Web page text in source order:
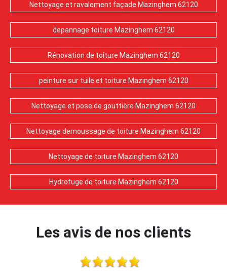
Nettoyage et ravalement façade Mazinghem 62120
depannage toiture Mazinghem 62120
Rénovation de toiture Mazinghem 62120
peinture sur tuile et toiture Mazinghem 62120
Nettoyage et pose de gouttière Mazinghem 62120
Nettoyage demoussage de toiture Mazinghem 62120
Nettoyage de toiture Mazinghem 62120
Hydrofuge de toiture Mazinghem 62120
Les avis de nos clients